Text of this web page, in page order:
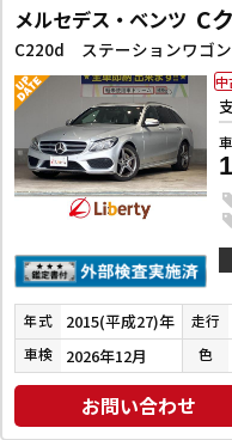
メルセデス・ベンツ C
中
年式 2015(平成27)年 走行
車検 2026年12月 色
お問い合わせ